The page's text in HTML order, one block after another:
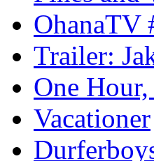
OhanaTV
Trailer:
One
Vacationer